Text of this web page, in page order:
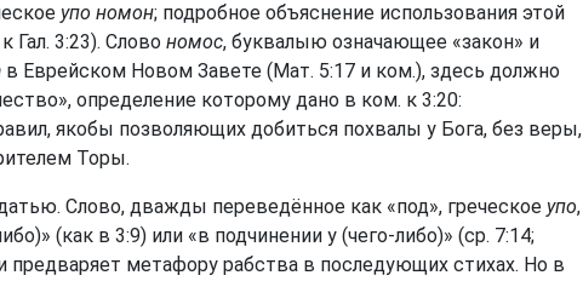
упо номон; подробное объяснение использования этой
Гал. 3:23). Слово номос, буквалыю означающее «закон» и
в Еврейском Новом Завете (Мат. 5:17 и ком.), здесь должно
определение которому дано в ком. к 3:20:
якобы позволяющих добиться похвалы у Бога, без веры,
Торы.
Слово, дважды переведённое как «под», греческое упо,
(как в 3:9) или «в подчинении у (чего-либо)» (ср. 7:14;
предваряет метафору рабства в последующих стихах. Но в